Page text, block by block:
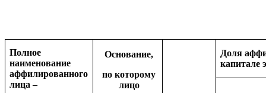
Полное
наименование
аффилированного
лица –
Основание,
по которому
лицо
Доля
капитале